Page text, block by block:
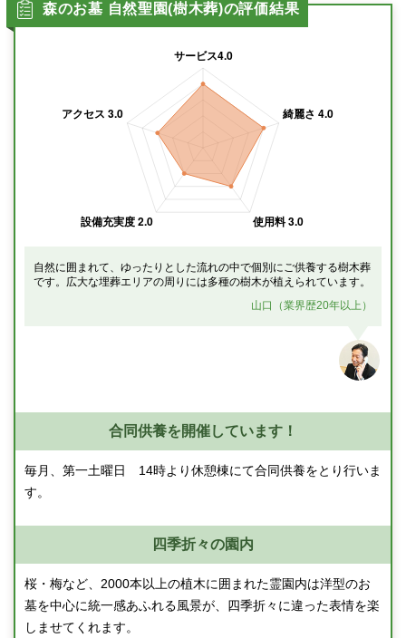
森のお墓 自然聖園(樹木葬)の評価結果
自然に囲まれて、ゆったりとした流れの中で個別にご供養する樹木葬
です。広大な埋葬エリアの周りには多種の樹木が植えられています。
山口（業界歴20年以上）
合同供養を開催しています！
毎月、第一土曜日 14時より休憩棟にて合同供養をとり行いま
す。
四季折々の園内
桜・梅など、2000本以上の植木に囲まれた霊園内は洋型のお
墓を中心に統一感あふれる風景が、四季折々に違った表情を楽
しませてくれます。